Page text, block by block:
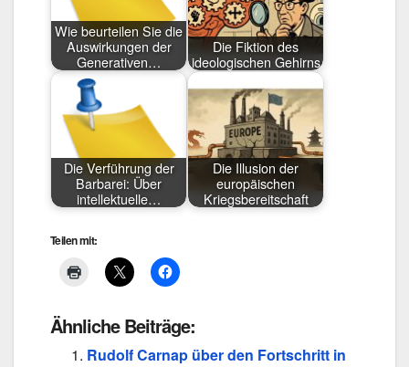
Wie beurteilen Sie die
Auswirkungen der
Generativen…
Die Fiktion des
ideologischen Gehirns
Die Verführung der
Barbarei: Über
intellektuelle…
Die Illusion der
europäischen
Kriegsbereitschaft
Teilen mit:
Ähnliche Beiträge:
Rudolf Carnap über den Fortschritt in